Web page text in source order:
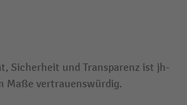
Sicherheit und Transparenz ist jh-
Maße vertrauenswürdig.